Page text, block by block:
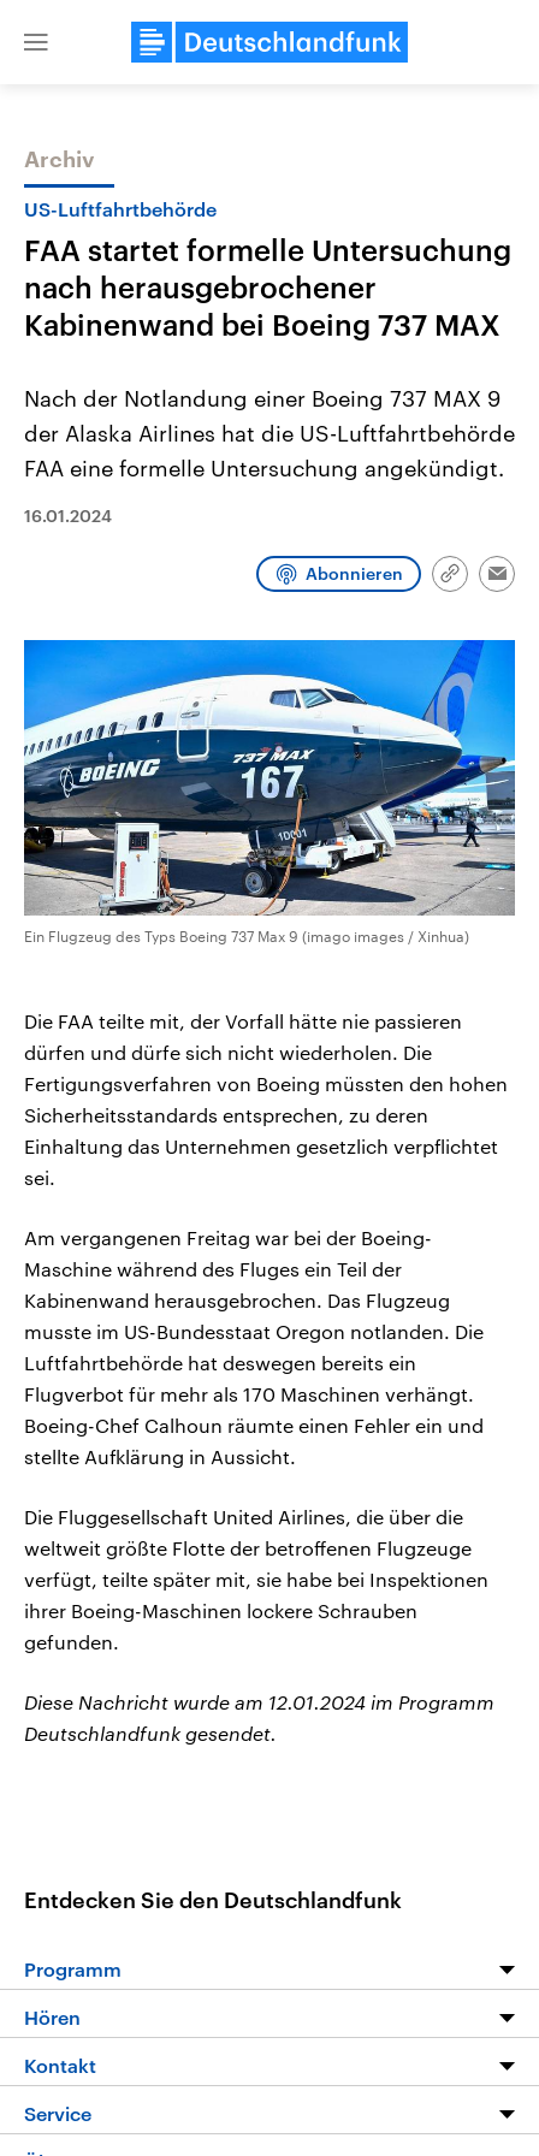
Close
Themen
2026
Alle Informationen
Sachsen-Anhalt wählt am 6.
Landtag. Seit 2021 wird das
Wahlprogramme, aktuelle Berichte
Aktuelle Beiträge,
Hintergründe
Wirtschaftlich und
aktuelle Weltgeschehen.
Archiv
US-Luftfahrtbehörde
FAA startet formelle Untersuchung
nach herausgebrochener
Kabinenwand bei Boeing 737 MAX
Nach der Notlandung einer Boeing 737 MAX 9
der Alaska Airlines hat die US-Luftfahrtbehörde
FAA eine formelle Untersuchung angekündigt.
16.01.2024
Abonnieren
Link
Ein Flugzeug des Typs Boeing 737 Max 9 (imago images / Xinhua)
Die FAA teilte mit, der Vorfall hätte nie passieren
dürfen und dürfe sich nicht wiederholen. Die
Fertigungsverfahren von Boeing müssten den hohen
Sicherheitsstandards entsprechen, zu deren
Einhaltung das Unternehmen gesetzlich verpflichtet
sei.
Am vergangenen Freitag war bei der Boeing-
Maschine während des Fluges ein Teil der
Kabinenwand herausgebrochen. Das Flugzeug
musste im US-Bundesstaat Oregon notlanden. Die
Luftfahrtbehörde hat deswegen bereits ein
Flugverbot für mehr als 170 Maschinen verhängt.
Boeing-Chef Calhoun räumte einen Fehler ein und
stellte Aufklärung in Aussicht.
Die Fluggesellschaft United Airlines, die über die
weltweit größte Flotte der betroffenen Flugzeuge
verfügt, teilte später mit, sie habe bei Inspektionen
ihrer Boeing-Maschinen lockere Schrauben
gefunden.
Diese Nachricht wurde am 12.01.2024 im Programm
Deutschlandfunk gesendet.
Entdecken Sie den Deutschlandfunk
Programm
Programm
Die Nachrichten
Nachrichtenleicht
Hören
Livestream
Podcasts
Kontakt
Hörerservice
Service